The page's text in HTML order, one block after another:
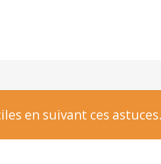
en suivant ces astuces.